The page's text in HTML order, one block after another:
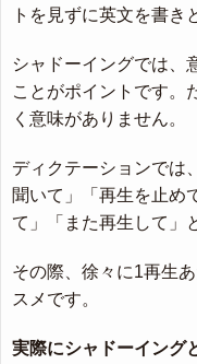
トを見ずに英文を書き
シャドーイングでは、
ことがポイントです。
く意味がありません。
ディクテーションでは
聞いて」「再生を止め
て」「また再生して」
その際、徐々に1再生
スメです。
実際にシャドーイング